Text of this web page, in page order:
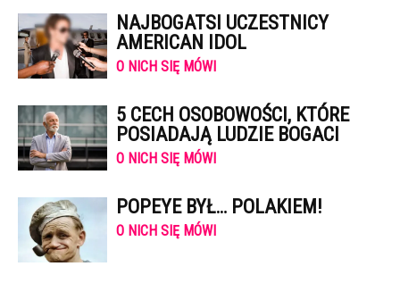
NAJBOGATSI UCZESTNICY
AMERICAN IDOL
O NICH SIĘ MÓWI
5 CECH OSOBOWOŚCI, KTÓRE
POSIADAJĄ LUDZIE BOGACI
O NICH SIĘ MÓWI
POPEYE BYŁ… POLAKIEM!
O NICH SIĘ MÓWI